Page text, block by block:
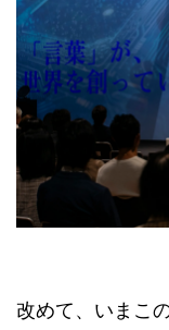
改めて、いまこ